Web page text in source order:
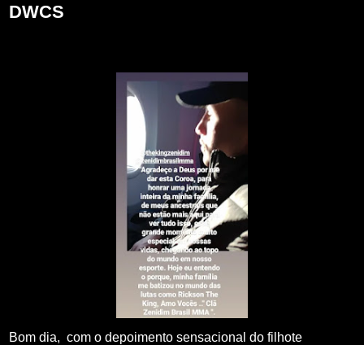
DWCS
Bom dia, com o depoimento sensacional do filhote